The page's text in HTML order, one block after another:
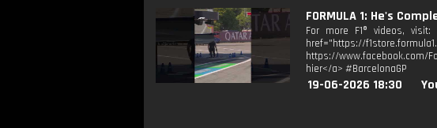
FORMULA 1: He's
For more F1® videos, visit:
href="https://
https://www.facebook.com/
hier</a> #BarcelonaGP
19-06-2026 18:30